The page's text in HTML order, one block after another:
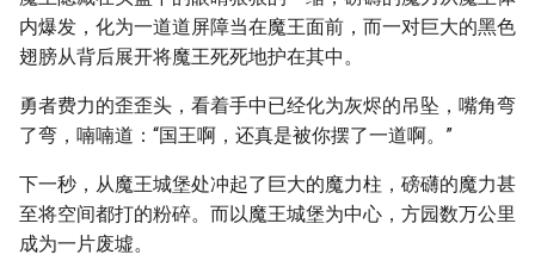
内爆发，化为一道道屏障当在魔王面前，而一对巨大的黑色
翅膀从背后展开将魔王死死地护在其中。
勇者费力的歪歪头，看着手中已经化为灰烬的吊坠，嘴角弯
了弯，喃喃道：“国王啊，还真是被你摆了一道啊。”
下一秒，从魔王城堡处冲起了巨大的魔力柱，磅礴的魔力甚
至将空间都打的粉碎。而以魔王城堡为中心，方园数万公里
成为一片废墟。